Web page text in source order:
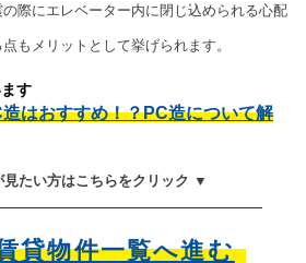
際にエレベーター内に閉じ込められる心配
もメリットとして挙げられます。
す
はおすすめ！？PC造について解
たい方はこちらをクリック ▼
貸物件一覧へ進む